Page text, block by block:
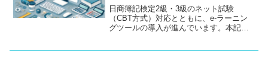
日商簿記検定2級・3級のネット試験
（CBT方式）対応とともに、e-ラーニン
グツールの導入が進んでいます。本記事